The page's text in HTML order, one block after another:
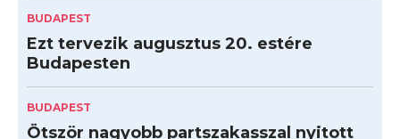
BUDAPEST
Ezt tervezik augusztus 20. estére
Budapesten
BUDAPEST
Ötször nagyobb partszakasszal nyitott